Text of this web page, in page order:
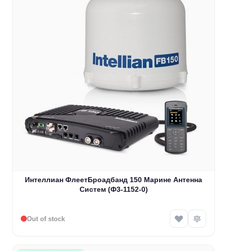
Интеллиан ФлеетБроадбанд 150 Марине Антенна
Систем (Ф3-1152-0)
Out of stock